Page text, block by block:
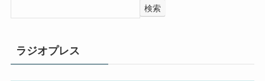
検索
ラジオプレス